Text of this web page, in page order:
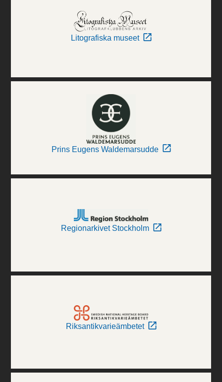
Litografiska museet
Prins Eugens Waldemarsudde
Regionarkivet Stockholm
Riksantikvarieämbetet